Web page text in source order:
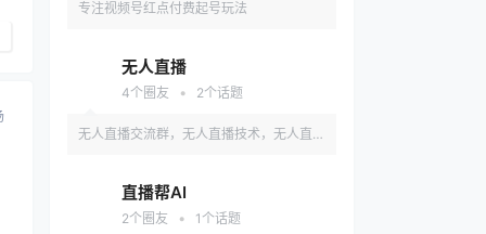
专注视频号红点付费起号玩法
无人直播
4个圈友 • 2个话题
无人直播交流群，无人直播技术，无人直播
直播帮AI
2个圈友 • 1 个话题